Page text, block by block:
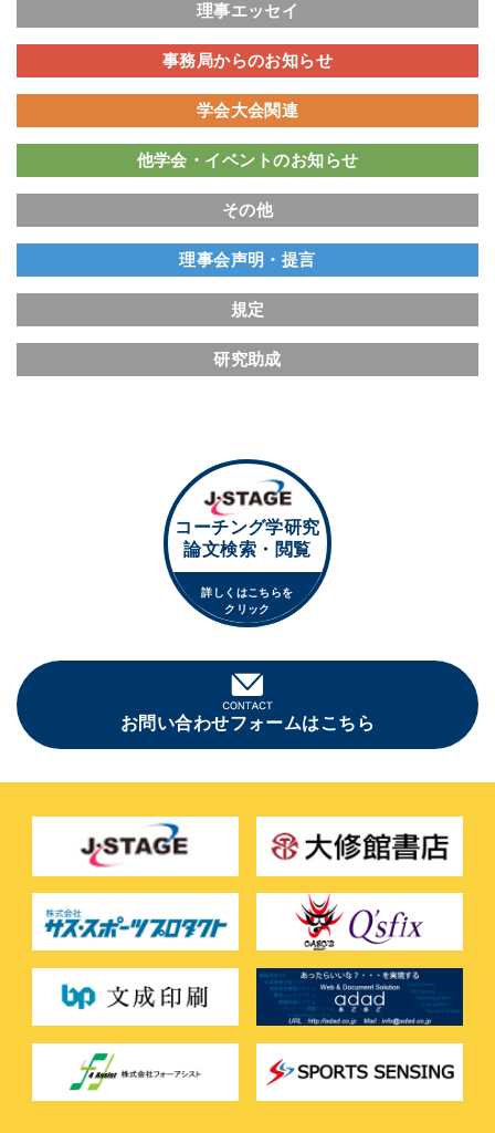
理事エッセイ
事務局からのお知らせ
学会大会関連
他学会・イベントのお知らせ
その他
理事会声明・提言
規定
研究助成
コーチング学研究
論文検索・閲覧
詳しくはこちらを
クリック
お問い合わせフォームはこちら